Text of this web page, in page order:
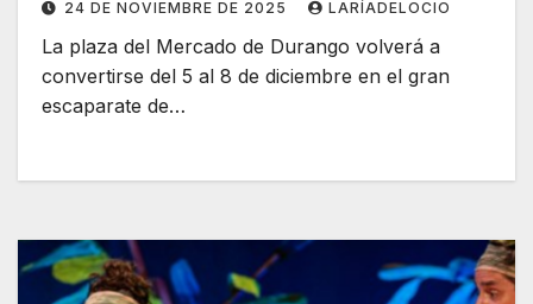
24 DE NOVIEMBRE DE 2025 LARÍADELOCIO
La plaza del Mercado de Durango volverá a
convertirse del 5 al 8 de diciembre en el gran
escaparate de…